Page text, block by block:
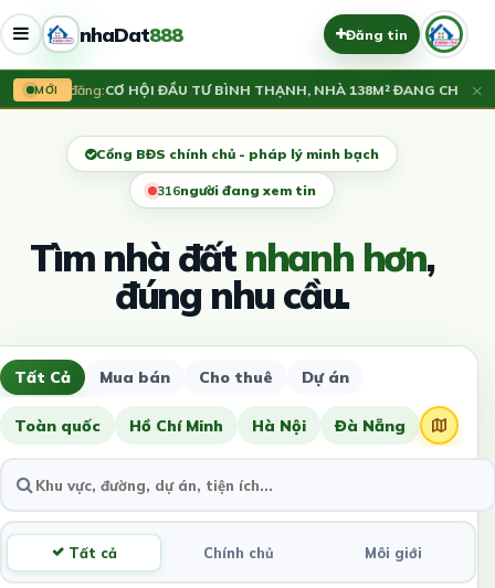
nhaDat888 Đăng tin
MỚI
Vừa đăng:CƠ HỘI ĐẦU TƯ BÌNH THẠNH, NHÀ 138M² ĐANG CHO ×
Cổng BĐS chính chủ - pháp lý minh bạch
317người đang xem tin
Tìm nhà đấtnhanh hơn,
đúng nhu cầu.
Tất Cả Mua bán Cho thuê Dự án
Toàn quốc Hồ Chí Minh Hà Nội Đà Nẵng
Tất cả Chính chủ Môi giới